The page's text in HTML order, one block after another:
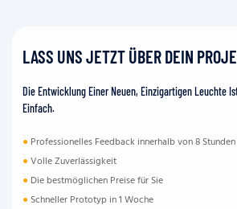
LASS UNS JETZT ÜBER DEIN
Die Entwicklung Einer Neuen, Einzigartigen Leuchte
Einfach.
● Professionelles Feedback innerhalb von 8 Stunden
●Volle Zuverlässigkeit
● Die bestmöglichen Preise für Sie
● Schneller Prototyp in 1 Woche